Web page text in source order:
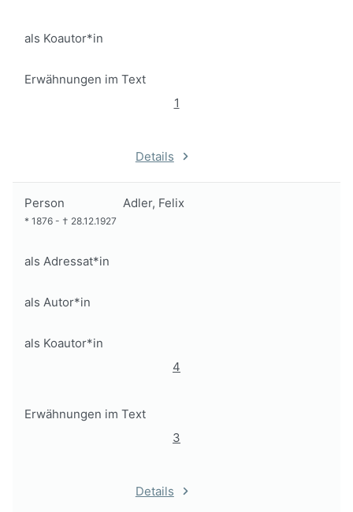
als Koautor*in
Erwähnungen im Text
1
Details
Person Adler, Felix
* 1876 - † 28.12.1927
als Adressat*in
als Autor*in
als Koautor*in
4
Erwähnungen im Text
3
Details